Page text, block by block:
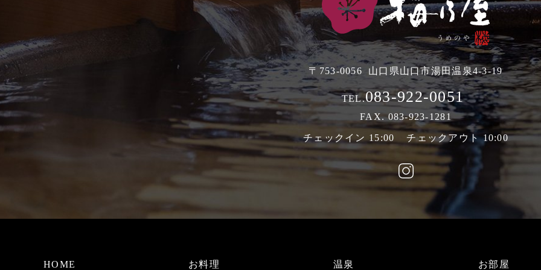
〒753-0056 山口県山口市湯田温泉4-3-19
TEL.083-922-0051
FAX. 083-923-1281
チェックイン 15:00 チェックアウト 10:00
HOME お料理 温泉 お部屋